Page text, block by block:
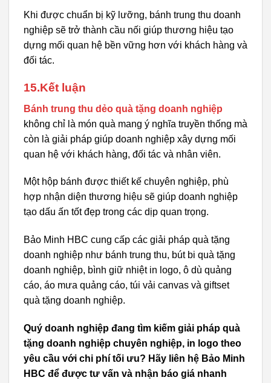
Khi được chuẩn bị kỹ lưỡng, bánh trung thu doanh
nghiệp sẽ trở thành cầu nối giúp thương hiệu tạo
dựng mối quan hệ bền vững hơn với khách hàng và
đối tác.
15.Kết luận
Bánh trung thu dẻo quà tặng doanh nghiệp
không chỉ là món quà mang ý nghĩa truyền thống mà
còn là giải pháp giúp doanh nghiệp xây dựng mối
quan hệ với khách hàng, đối tác và nhân viên.
Một hộp bánh được thiết kế chuyên nghiệp, phù
hợp nhận diện thương hiệu sẽ giúp doanh nghiệp
tạo dấu ấn tốt đẹp trong các dịp quan trọng.
Bảo Minh HBC cung cấp các giải pháp quà tặng
doanh nghiệp như bánh trung thu, bút bi quà tặng
doanh nghiệp, bình giữ nhiệt in logo, ô dù quảng
cáo, áo mưa quảng cáo, túi vải canvas và giftset
quà tặng doanh nghiệp.
Quý doanh nghiệp đang tìm kiếm giải pháp quà
tặng doanh nghiệp chuyên nghiệp, in logo theo
yêu cầu với chi phí tối ưu? Hãy liên hệ Bảo Minh
HBC để được tư vấn và nhận báo giá nhanh